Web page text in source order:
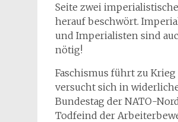
Seite zwei
herauf beschwört.
und Imperialisten sind
nötig!
Faschismus führt zu
versucht sich in
Bundestag der NATO-
Todfeind der